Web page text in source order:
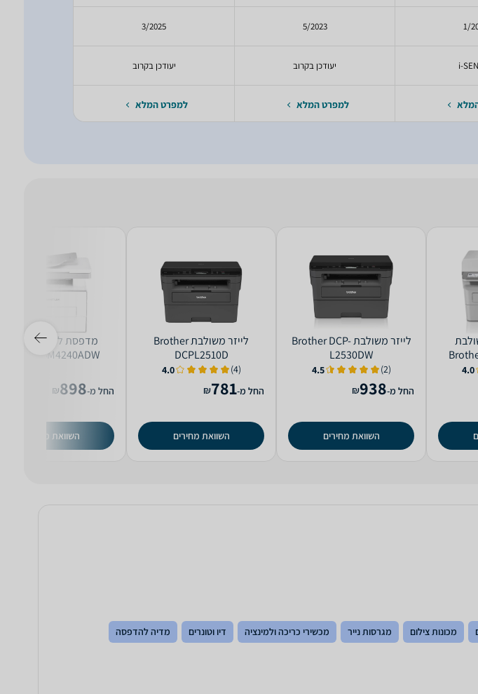
1/
i-
5/2023
יעודכן בקרוב
למפרט המלא
3/2025
יעודכן בקרוב
למפרט המלא
‏משולבת
4.0
‏לייזר ‏משולבת Brother DCP-
L2530DW
(2)
4.5
החל מ-938
₪
השוואת מחירים
‏לייזר ‏משולבת Brother
DCPL2510D
(4)
4.0
החל מ-781
₪
השוואת מחירים
‏מדפסת לייזר ‏משולבת
Pantum BM4240ADW
החל מ-898
₪
השוואת מחירים
מכונות צילום מגרסות נייר מכשירי כריכה ולמינציה דיו וטונרים מדיה להדפסה